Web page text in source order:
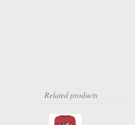
Related products